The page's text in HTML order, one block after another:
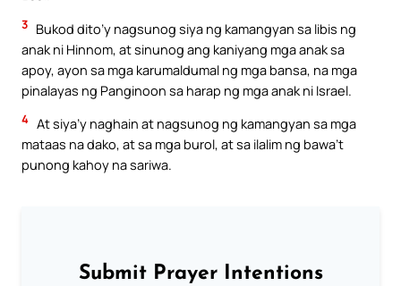
3 Bukod dito’y nagsunog siya ng kamangyan sa libis ng
anak ni Hinnom, at sinunog ang kaniyang mga anak sa
apoy, ayon sa mga karumaldumal ng mga bansa, na mga
pinalayas ng Panginoon sa harap ng mga anak ni Israel.
4 At siya’y naghain at nagsunog ng kamangyan sa mga
mataas na dako, at sa mga burol, at sa ilalim ng bawa’t
punong kahoy na sariwa.
Submit Prayer Intentions